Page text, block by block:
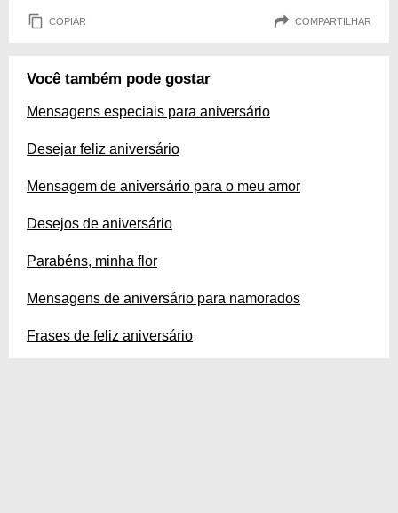
COPIAR COMPARTILHAR
Você também pode gostar
Mensagens especiais para aniversário
Desejar feliz aniversário
Mensagem de aniversário para o meu amor
Desejos de aniversário
Parabéns, minha flor
Mensagens de aniversário para namorados
Frases de feliz aniversário